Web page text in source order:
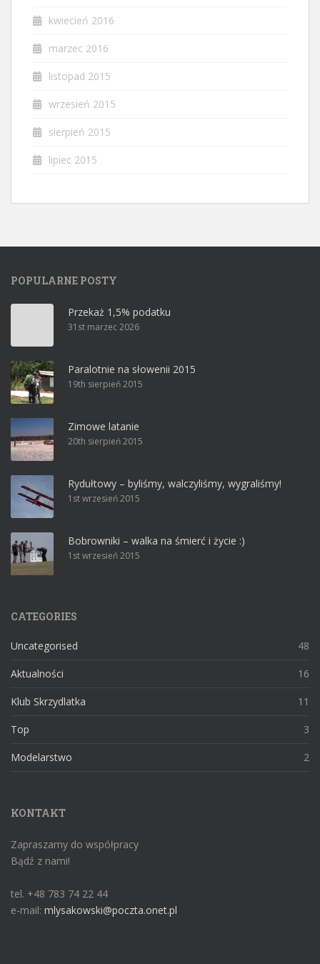
kwiecień 2016
marzec 2016
listopad 2015
wrzesień 2015
sierpień 2015
lipiec 2015
POPULARNE POSTY
Przekaż 1,5% podatku
31st marzec 2026
Paralotnie na słowenii 2015
19th sierpień 2015
Zimowe latanie
20th sierpień 2015
Rydułtowy – byliśmy, walczyliśmy, wygraliśmy!
1st wrzesień 2015
Bobrowniki – walka na śmierć i życie :)
1st wrzesień 2015
CATEGORIES
Uncategorised 48
Aktualności 16
Klub Skrzydlatka 11
Top 3
Modelarstwo 2
KONTAKT
Zapraszamy do współpracy
Bądź z nami!
tel. +48 783 74 22 44
e-mail: mlysakowski@poczta.onet.pl